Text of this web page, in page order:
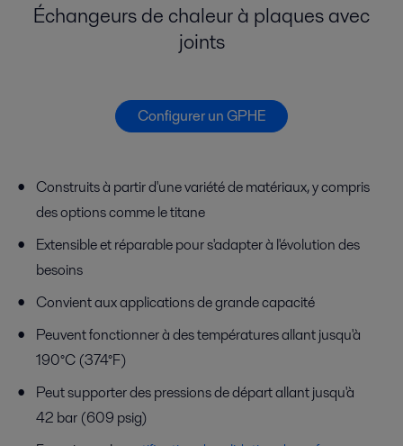
Échangeurs de chaleur à plaques avec
joints
Configurer un GPHE
Construits à partir d'une variété de matériaux, y compris
des options comme le titane
Extensible et réparable pour s'adapter à l'évolution des
besoins
Convient aux applications de grande capacité
Peuvent fonctionner à des températures allant jusqu'à
190°C (374°F)
Peut supporter des pressions de départ allant jusqu'à
42 bar (609 psig)